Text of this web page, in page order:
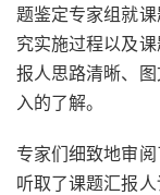
题鉴定专家组就
究实施过程以及
报人思路清晰、
入的了解。
专家们细致地审
听取了课题汇报